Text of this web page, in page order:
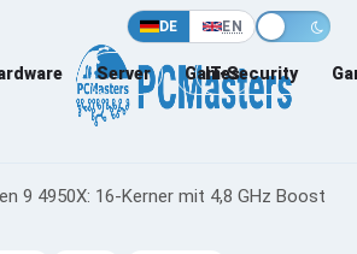
DE EN
Server Games
IT-Security
9 4950X: 16-Kerner mit 4,8 GHz Boost